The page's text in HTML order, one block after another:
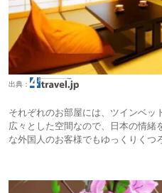
出典：
それぞれのお部屋には、ツインベ
広々とした空間なので、日本の情緒
な外国人のお客様でもゆっくりくつ